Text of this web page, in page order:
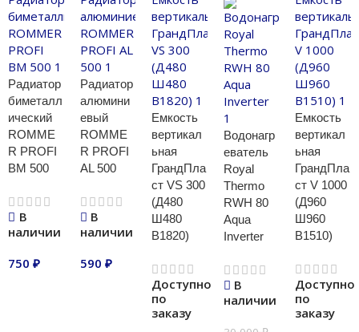
Радиатор
биметалл
ический
ROMME
R PROFI
BM 500
В
наличии
750 ₽
Радиатор
алюмини
евый
ROMME
R PROFI
AL 500
В
наличии
590 ₽
Емкость
вертикал
ьная
ГрандПла
ст VS 300
(Д480
Ш480
В1820)
Доступно
по
заказу
Водонагр
еватель
Royal
Thermo
RWH 80
Aqua
Inverter
В
наличии
Емкость
вертикал
ьная
ГрандПла
ст V 1000
(Д960
Ш960
В1510)
Доступно
по
заказу